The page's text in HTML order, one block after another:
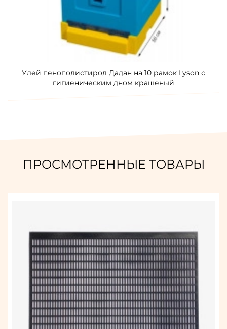
Улей пенополистирол Дадан на 10 рамок Lyson с
гигиеническим дном крашеный
ПРОСМОТРЕННЫЕ ТОВАРЫ